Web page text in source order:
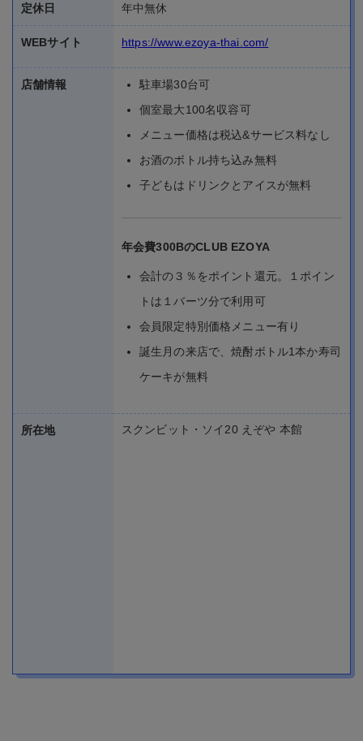
定休日 年中無休
WEBサイト https://www.ezoya-thai.com/
店舗情報
駐車場30台可
個室最大100名収容可
メニュー価格は税込&サービス料なし
お酒のボトル持ち込み無料
子どもはドリンクとアイスが無料
年会費300BのCLUB EZOYA
会計の３％をポイント還元。１ポイン
トは１バーツ分で利用可
会員限定特別価格メニュー有り
誕生月の来店で、焼酎ボトル1本か寿司
ケーキが無料
所在地 スクンビット・ソイ20 えぞや 本館